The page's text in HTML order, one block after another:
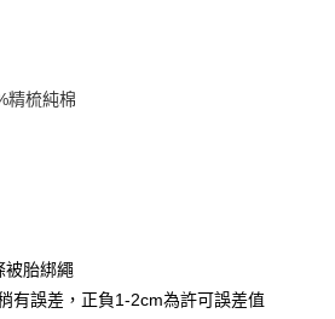
品之後才付款」的支付方式。 讓您購物簡單
精梳純棉
胎綁繩
有誤差，正負1-2cm為許可誤差值